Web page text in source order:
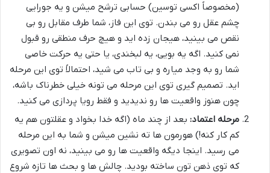
(مخصوصاً اکسی توسین) حسابی ترشح میشن و یه جورایی
چشم عقل رو می بندن. توی این فاز، شما طرف مقابل رو بی
نقص می بینید، هیجان زده اید و هیچ حرف منطقی رو قبول
نمی کنید. اگه یه بویی، یه لبخندی، یا حتی یه حرکت خاصی
شما رو به وجد میاره و بی تاب می شید، احتمالاً توی این مرحله
اید. تصمیم گیری توی این مرحله می تونه خیلی خطرناک باشه،
چون هنوز واقعیت ها رو ندیدید و فقط رویا پردازی می کنید.
مرحله اعتماد: بعد از چند ماه (اگه خدا بخواد و عقلتون هم یه
کم کار کنه!) هورمون ها ته نشین میشن و شما به این مرحله
می رسید. اینجا دیگه واقعیت ها رو می بینید، نه اون تصویری
که توی ذهن تون ساخته بودید. چالش ها و بحث ها تازه شروع